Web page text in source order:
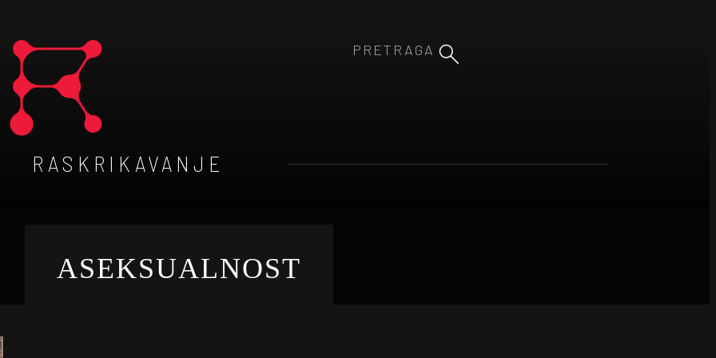
RASKRIKAVANJE
ASEKSUALNOST